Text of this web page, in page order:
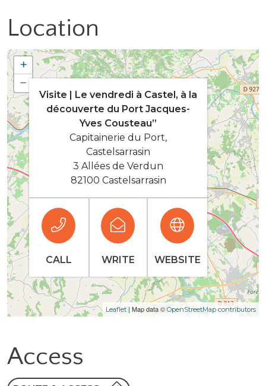
Location
+
−
Leaflet | Map data © OpenStreetMap contributors
Visite | Le vendredi à Castel, à la
découverte du Port Jacques-
Yves Cousteau”
Capitainerie du Port,
Castelsarrasin
3 Allées de Verdun
82100 Castelsarrasin
CALL WRITE WEBSITE
Access